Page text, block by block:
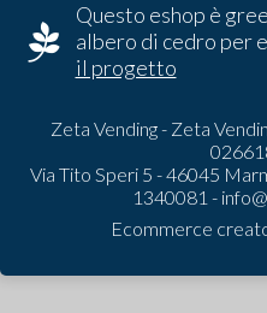
Questo eshop è
albero di cedro per
il progetto
Zeta Vending - Zeta
Via Tito Speri 5 - 46045
1340081 -
Ecommerce